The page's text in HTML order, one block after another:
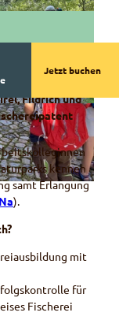
Jetzt buchen
wilde Natur
Fildrich und
kennen
samt Erlangung
).
mit
für
Fischerei